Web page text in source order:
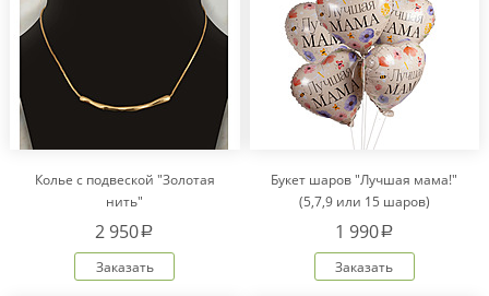
Колье с подвеской "Золотая
нить"
2 950a
Заказать
Букет шаров "Лучшая мама!"
(5,7,9 или 15 шаров)
1 990a
Заказать